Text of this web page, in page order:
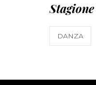
DANZA